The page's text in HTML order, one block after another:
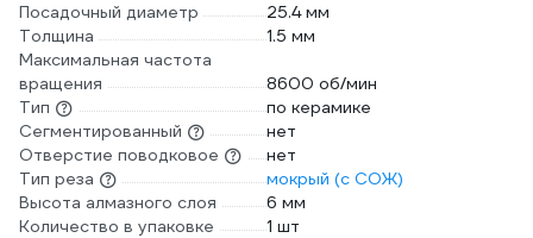
Посадочный диаметр
25.4 мм
Толщина
1.5 мм
Максимальная частота
вращения
8600 об/мин
Тип
по керамике
Сегментированный
нет
Отверстие поводковое
нет
Тип реза
мокрый (с СОЖ)
Высота алмазного слоя
6 мм
Количество в упаковке
1 шт